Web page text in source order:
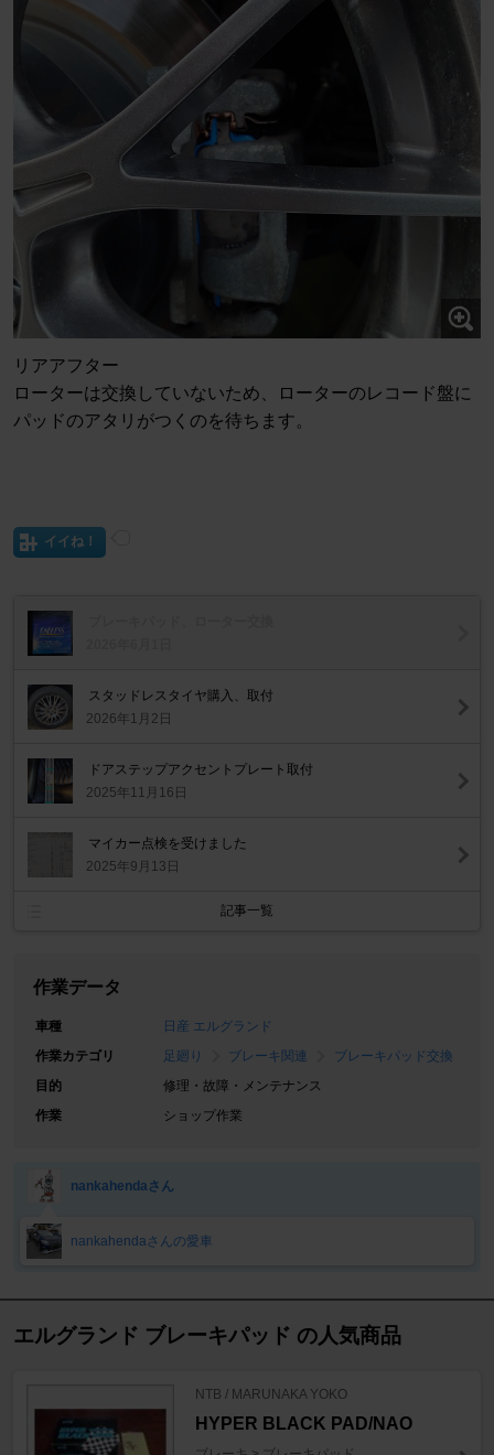
リアアフター
ローターは交換していないため、ローターのレコード盤に
パッドのアタリがつくのを待ちます。
イイね！
スタッドレスタイヤ購入、取付
2026年1月2日
ドアステップアクセントプレート取付
2025年11月16日
マイカー点検を受けました
2025年9月13日
記事一覧
作業データ
車種
日産 エルグランド
作業カテゴリ
足廻り ブレーキ関連
ブレーキパッド交換
目的
修理・故障・メンテナンス
作業
ショップ作業
nankahendaさん
nankahendaさんの愛車
エルグランド ブレーキパッド の人気商品
NTB / MARUNAKA YOKO
HYPER BLACK PAD/NAO